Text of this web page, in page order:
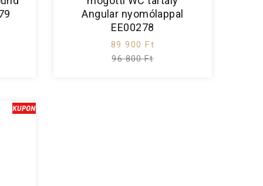
Angular nyomólappal
EE00278
89 900 Ft
96 800 Ft